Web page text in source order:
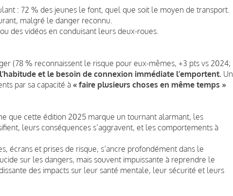
: 72 % des jeunes le font, quel que soit le moyen de transport.
malgré le danger reconnu.
des vidéos en conduisant leurs deux-roues.
(78 % reconnaissent le risque pour eux-mêmes, +3 pts vs 2024;
l’habitude et le besoin de connexion immédiate l’emportent. Un
par sa capacité à « faire plusieurs choses en même temps »
que cette édition 2025 marque un tournant alarmant, les
leurs conséquences s’aggravent, et les comportements à
écrans et prises de risque, s’ancre profondément dans le
sur les dangers, mais souvent impuissante à reprendre le
des impacts sur leur santé mentale, leur sécurité et leurs